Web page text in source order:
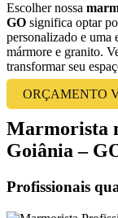
Escolher nossa
GO significa optar
personalizado e uma
mármore e granito.
transformar seu
ORÇAMENTO
Marmorista
Goiânia –
Profissionais